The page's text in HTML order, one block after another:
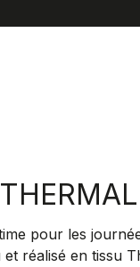
pour les
et réalisé en tissu